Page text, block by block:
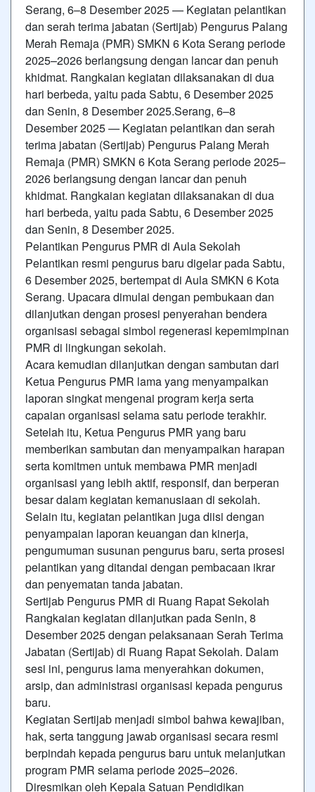
Serang, 6–8 Desember 2025 — Kegiatan pelantikan
dan serah terima jabatan (Sertijab) Pengurus Palang
Merah Remaja (PMR) SMKN 6 Kota Serang periode
2025–2026 berlangsung dengan lancar dan penuh
khidmat. Rangkaian kegiatan dilaksanakan di dua
hari berbeda, yaitu pada Sabtu, 6 Desember 2025
dan Senin, 8 Desember 2025.Serang, 6–8
Desember 2025 — Kegiatan pelantikan dan serah
terima jabatan (Sertijab) Pengurus Palang Merah
Remaja (PMR) SMKN 6 Kota Serang periode 2025–
2026 berlangsung dengan lancar dan penuh
khidmat. Rangkaian kegiatan dilaksanakan di dua
hari berbeda, yaitu pada Sabtu, 6 Desember 2025
dan Senin, 8 Desember 2025.
Pelantikan Pengurus PMR di Aula Sekolah
Pelantikan resmi pengurus baru digelar pada Sabtu,
6 Desember 2025, bertempat di Aula SMKN 6 Kota
Serang. Upacara dimulai dengan pembukaan dan
dilanjutkan dengan prosesi penyerahan bendera
organisasi sebagai simbol regenerasi kepemimpinan
PMR di lingkungan sekolah.
Acara kemudian dilanjutkan dengan sambutan dari
Ketua Pengurus PMR lama yang menyampaikan
laporan singkat mengenai program kerja serta
capaian organisasi selama satu periode terakhir.
Setelah itu, Ketua Pengurus PMR yang baru
memberikan sambutan dan menyampaikan harapan
serta komitmen untuk membawa PMR menjadi
organisasi yang lebih aktif, responsif, dan berperan
besar dalam kegiatan kemanusiaan di sekolah.
Selain itu, kegiatan pelantikan juga diisi dengan
penyampaian laporan keuangan dan kinerja,
pengumuman susunan pengurus baru, serta prosesi
pelantikan yang ditandai dengan pembacaan ikrar
dan penyematan tanda jabatan.
Sertijab Pengurus PMR di Ruang Rapat Sekolah
Rangkaian kegiatan dilanjutkan pada Senin, 8
Desember 2025 dengan pelaksanaan Serah Terima
Jabatan (Sertijab) di Ruang Rapat Sekolah. Dalam
sesi ini, pengurus lama menyerahkan dokumen,
arsip, dan administrasi organisasi kepada pengurus
baru.
Kegiatan Sertijab menjadi simbol bahwa kewajiban,
hak, serta tanggung jawab organisasi secara resmi
berpindah kepada pengurus baru untuk melanjutkan
program PMR selama periode 2025–2026.
Diresmikan oleh Kepala Satuan Pendidikan